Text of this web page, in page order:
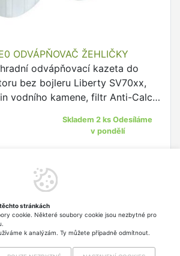
ODVÁPŇOVAČ ŽEHLIČKY
odvápňovací kazeta do
bez bojleru Liberty SV70xx,
vodního kamene, filtr Anti-Calc
Skladem 2 ks Odesíláme
v pondělí
stránkách
cookie. Některé soubory cookie jsou nezbytné pro
k analýzám. Ty můžete případně odmítnout.